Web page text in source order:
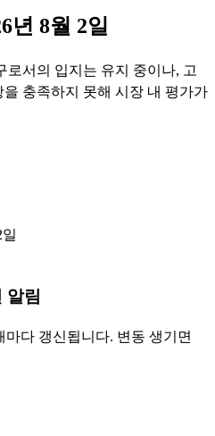
년 8월 2일
로서의 입지는 유지 중이나, 고
충족하지 못해 시장 내 평가가
알림
마다 갱신됩니다. 변동 생기면